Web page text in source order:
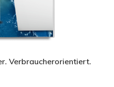
Verbraucherorientiert.